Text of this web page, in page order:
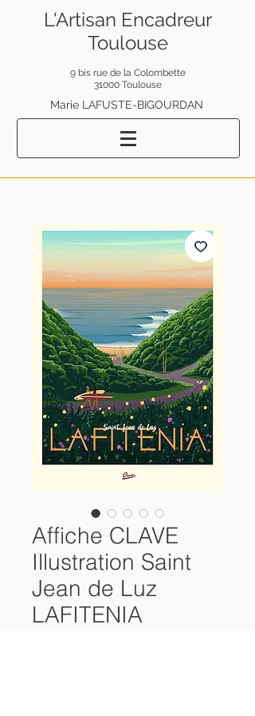
L'Artisan Encadreur
Toulouse
9 bis rue de la Colombette
31000 Toulouse
Marie LAFUSTE-BIGOURDAN
Affiche CLAVE
Illustration Saint
Jean de Luz
LAFITENIA